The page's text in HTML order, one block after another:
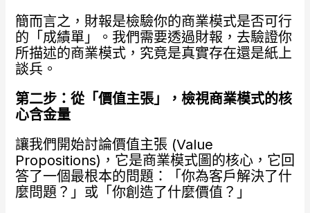
簡而言之，財報是檢驗你的商業模式是否可行
的「成績單」。我們需要透過財報，去驗證你
所描述的商業模式，究竟是真實存在還是紙上
談兵。
第二步：從「價值主張」，檢視商業模式的核
心含金量
讓我們開始討論價值主張 (Value
Propositions)，它是商業模式圖的核心，它回
答了一個最根本的問題：「你為客戶解決了什
麼問題？」或「你創造了什麼價值？」